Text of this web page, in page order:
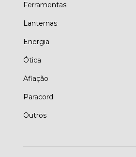
Ferramentas
Lanternas
Energia
Ótica
Afiação
Paracord
Outros